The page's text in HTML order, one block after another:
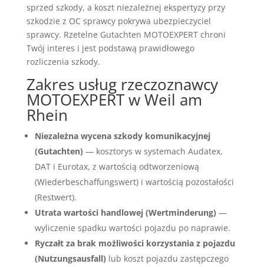
sprzed szkody, a koszt niezależnej ekspertyzy przy
szkodzie z OC sprawcy pokrywa ubezpieczyciel
sprawcy. Rzetelne Gutachten MOTOEXPERT chroni
Twój interes i jest podstawą prawidłowego
rozliczenia szkody.
Zakres usług rzeczoznawcy
MOTOEXPERT w Weil am
Rhein
Niezależna wycena szkody komunikacyjnej
(Gutachten) — kosztorys w systemach Audatex,
DAT i Eurotax, z wartością odtworzeniową
(Wiederbeschaffungswert) i wartością pozostałości
(Restwert).
Utrata wartości handlowej (Wertminderung) —
wyliczenie spadku wartości pojazdu po naprawie.
Ryczałt za brak możliwości korzystania z pojazdu
(Nutzungsausfall) lub koszt pojazdu zastępczego